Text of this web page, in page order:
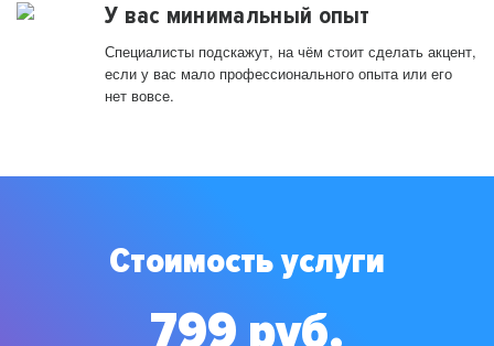
У вас минимальный опыт
Специалисты подскажут, на чём стоит сделать акцент,
если у вас мало профессионального опыта или его
нет вовсе.
Стоимость услуги
799 руб.